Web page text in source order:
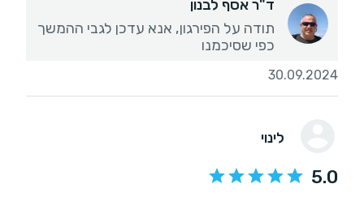
ד"ר אסף לבנון
תודה על הפירגון, אנא עדכן לגבי ההמשך
כפי שסיכמנו
30.09.2024
לינוי
5.0